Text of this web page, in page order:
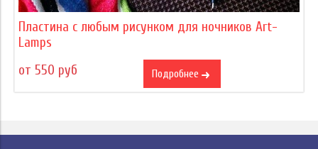
Пластина с любым рисунком для ночников Art-
Lamps
от 550 руб
Подробнее